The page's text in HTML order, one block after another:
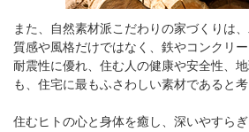
また、自然素材派こだわりの家づくりは
質感や風格だけではなく、鉄やコンクリ
耐震性に優れ、住む人の健康や安全性、
も、住宅に最もふさわしい素材であると考
住むヒトの心と身体を癒し、深いやすら